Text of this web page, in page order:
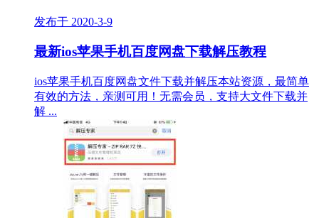
发布于 2020-3-9
最新ios苹果手机百度网盘下载解压教程
ios苹果手机百度网盘文件下载并解压本站资源，最简单
有效的方法，亲测可用！无需会员，支持大文件下载并
解 ...